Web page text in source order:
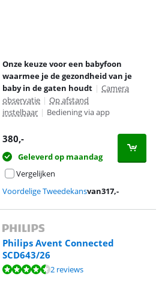
Onze keuze voor een babyfoon
waarmee je de gezondheid van je
baby in de gaten houdt | Camera
observatie | Op afstand
instelbaar | Bediening via app
380,-
Geleverd op maandag
Vergelijken
Voordelige Tweedekansvan317,-
Philips Avent Connected
SCD643/26
gebaseerd op 2 reviews.
2 reviews